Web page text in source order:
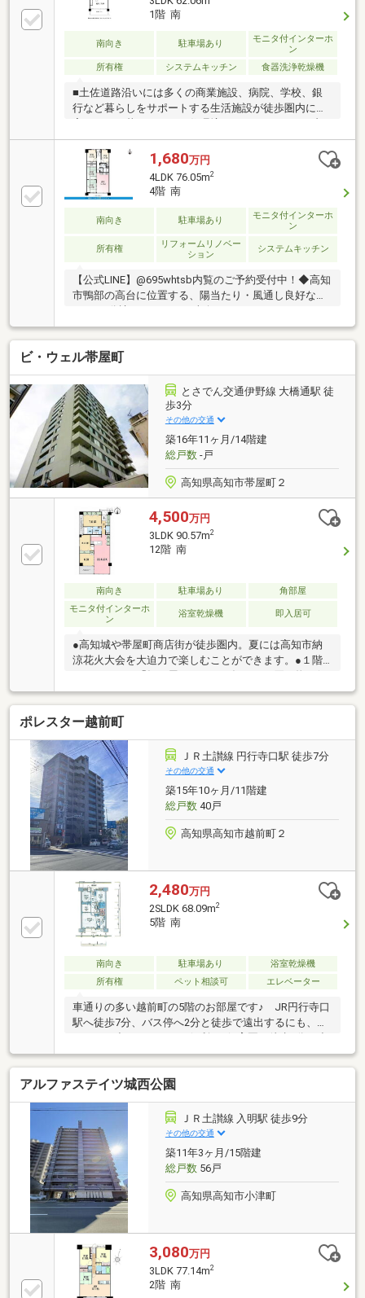
適です■小中学校まで徒歩6～8分、鏡川保育園まで徒
歩3分！毎日の通園通学がしやすい距離です。■能茶山
公園近く！遊具があり、小さなお子様の遊び場として
利用できます。■LDKに隣接した和室は、扉を開けると
リビングと一体的に使用できます。■土佐道路沿いの
ため、市内外へのアクセス良好！休日のおでかけにも
最適です
1階 南
南向き 駐車場あり
モニタ付インターホ
ン
所有権
システムキッチン 食器洗浄乾燥機
■土佐道路沿いには多くの商業施設、病院、学校、銀
行など暮らしをサポートする生活施設が徒歩圏内に充
実している暮らしやすい住環境です。■リフォーム内
容：間取り変更・洗面所・トイレ・キッチン・全室・
床・クロス・玄関 ■鏡川緑地公園が近くにあり、ウオ
ーキングで体を動かしたり、ご家族で散歩をするのに
最適です。 ■「鴨田小学校」まで徒歩8分「西部中学
校」まで徒歩6分。また、鏡川保育園や杉の子第2幼稚
園が500ｍ圏内にあり、通園・通学ともに安心の子育
て環境です。お子様の成長を身近で見守れる環境が整
っております。■リビングの一部写真はAIで家具を削除
したイメージ画像です。
1,680万円
4LDK 76.05m2
4階 南
南向き 駐車場あり
モニタ付インターホ
ン
所有権
リフォームリノベー
ション
システムキッチン
【公式LINE】@695whtsb内覧のご予約受付中！◆高知
市鴨部の高台に位置する、陽当たり・風通し良好な
4LDKの分譲マンション 南向きのワイドバルコニーか
らは緑が見え、日々の疲れを癒してくれそうです。陽
当たりの良さも魅力です。◆小・中学校まで徒歩10分
圏内！ 安心の教育環境と利便性 お子様の通学が近
く、保護者の方も安心の立地。スーパーやコンビニも
近く、毎日の生活が非常にスムーズです。◆バス停徒
歩3分で利便性も良く、快適な家族時間を過ごせる住
環境です。◆2015年1月頃室内リフォーム済み(キッチ
ン・洗面台・トイレ交換、全室照明、TVモニターホ
ン)ぜひご内覧ください！
ビ・ウェル帯屋町
とさでん交通伊野線 大橋通駅 徒
歩3分
その他の交通
築16年11ヶ月/14階建
総戸数-戸
高知県高知市帯屋町２
4,500万円
3LDK 90.57m2
12階 南
南向き 駐車場あり
角部屋
モニタ付インターホ
ン
浴室乾燥機 即入居可
●高知城や帯屋町商店街が徒歩圏内。夏には高知市納
涼花火大会を大迫力で楽しむことができます。●１階
利です。●安心の免震構造マンションです。※現オーナ
ー様はセカンドハウスとして大切に使われていたた
め、室内の状態は驚くほど綺麗です。経年劣化も少な
く、大がかりなリフォームをすることなく、気持ちよ
く新生活をスタートしていただけます。図面等が現況
と異なる場合は、現況を優先とします。●南西角部屋
で全居室に窓を配置しており、日当たり良好です。２
２．４帖のＬＤＫは、隣接する６帖の洋室をつなげれ
ば、約２８．４帖の開放的な大空間としてもお使いい
ただけます。
ポレスター越前町
ＪＲ土讃線 円行寺口駅 徒歩7分
その他の交通
築15年10ヶ月/11階建
総戸数40戸
高知県高知市越前町２
2,480万円
2SLDK 68.09m2
5階 南
南向き 駐車場あり
浴室乾燥機
所有権
ペット相談可 エレベーター
車通りの多い越前町の5階のお部屋です♪ JR円行寺口
駅へ徒歩7分、バス停へ2分と徒歩で遠出するにも、ち
ょっとお出かけするにも便利♪ 保育園へ徒歩6分、小
学校4分、中学校9分とお子さまの通園通学にも便利で
す♪ 間取り中央部分には、3.5帖のフリースペースが
ありますので、ワーキングルームや趣味のお部屋など
多用途にご利用いただけます♪ 小型犬や猫などペッ
ト相談可能ですので、ペットを一緒の生活を望まれる
ご家族に♪
アルファステイツ城西公園
ＪＲ土讃線 入明駅 徒歩9分
その他の交通
築11年3ヶ月/15階建
総戸数56戸
高知県高知市小津町
3,080万円
3LDK 77.14m2
2階 南